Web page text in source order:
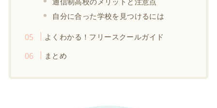
自分に合った学校を見つけるには
よくわかる！フリースクールガイド
まとめ